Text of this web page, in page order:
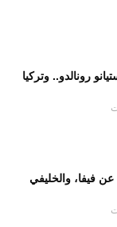
رونالدو.. وتركيا
فيفا، والخليفي